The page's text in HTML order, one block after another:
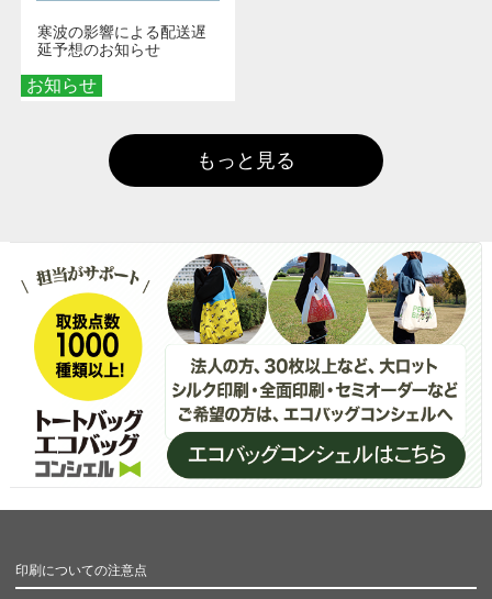
お知らせ
寒波の影響による配送遅
延予想のお知らせ
もっと見る
印刷についての注意点